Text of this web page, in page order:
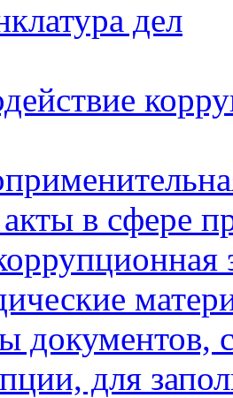
дел
в сфере
документов,
для